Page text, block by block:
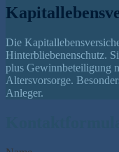
Die
Hinterbliebenenschutz.
plus Gewinnbeteiligung
Altersvorsorge.
Anleger.